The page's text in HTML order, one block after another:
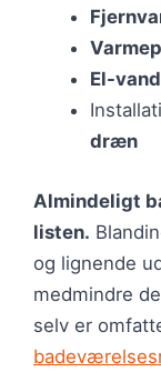
El-
dræn
Almindeligt
listen.
og lignende
medmindre
selv er